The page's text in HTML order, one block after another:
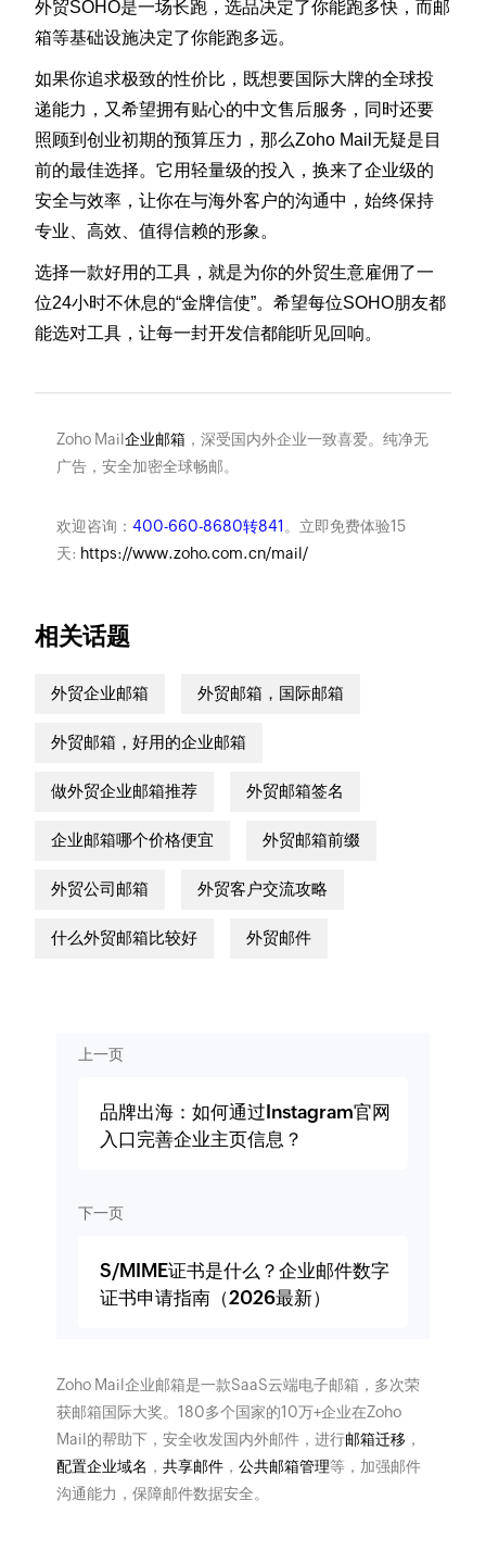
外贸SOHO是一场长跑，选品决定了你能跑多快，而邮
箱等基础设施决定了你能跑多远。
如果你追求极致的性价比，既想要国际大牌的全球投
递能力，又希望拥有贴心的中文售后服务，同时还要
照顾到创业初期的预算压力，那么Zoho Mail无疑是目
前的最佳选择。它用轻量级的投入，换来了企业级的
安全与效率，让你在与海外客户的沟通中，始终保持
专业、高效、值得信赖的形象。
选择一款好用的工具，就是为你的外贸生意雇佣了一
位24小时不休息的“金牌信使”。希望每位SOHO朋友都
能选对工具，让每一封开发信都能听见回响。
Zoho Mail企业邮箱，深受国内外企业一致喜爱。纯净无
广告，安全加密全球畅邮。
欢迎咨询： 400-660-8680转841 。立即免费体验15
天: https://www.zoho.com.cn/mail/
相关话题
外贸企业邮箱 外贸邮箱，国际邮箱
外贸邮箱，好用的企业邮箱
做外贸企业邮箱推荐 外贸邮箱签名
企业邮箱哪个价格便宜 外贸邮箱前缀
外贸公司邮箱 外贸客户交流攻略
什么外贸邮箱比较好 外贸邮件
上一页
品牌出海：如何通过Instagram官网
入口完善企业主页信息？
下一页
S/MIME证书是什么？企业邮件数字
证书申请指南（2026最新）
Zoho Mail企业邮箱是一款SaaS云端电子邮箱，多次荣
获邮箱国际大奖。180多个国家的10万+企业在Zoho
Mail的帮助下，安全收发国内外邮件，进行邮箱迁移 ，
配置企业域名 ， 共享邮件， 公共邮箱管理等，加强邮件
沟通能力，保障邮件数据安全。